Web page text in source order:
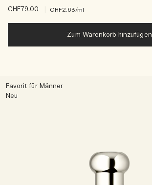
CHF79.00 CHF2.63/ml
Zum Warenkorb hinzufügen
Favorit für Männer
Neu